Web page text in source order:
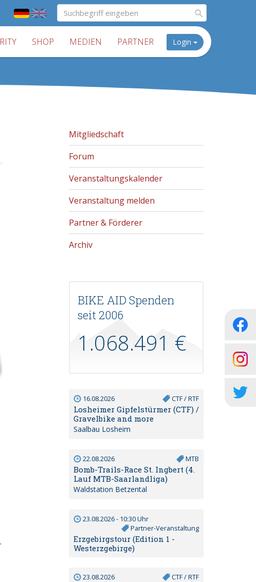
SHOP MEDIEN PARTNER Login
Mitgliedschaft
Forum
Veranstaltungskalender
Veranstaltung melden
Partner & Förderer
Archiv
BIKE AID Spenden
seit 2006
1.068.491 €
16.08.2026 CTF / RTF
Losheimer Gipfelstürmer (CTF) /
Gravelbike and more
Saalbau Losheim
22.08.2026 MTB
Bomb-Trails-Race St. Ingbert (4.
Lauf MTB-Saarlandliga)
Waldstation Betzental
23.08.2026 - 10:30 Uhr
Partner-Veranstaltung
Erzgebirgstour (Edition 1 -
Westerzgebirge)
23.08.2026 CTF / RTF